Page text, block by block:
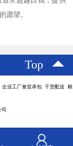
愿望。
Top
业工厂食堂承包 干货配送 粮